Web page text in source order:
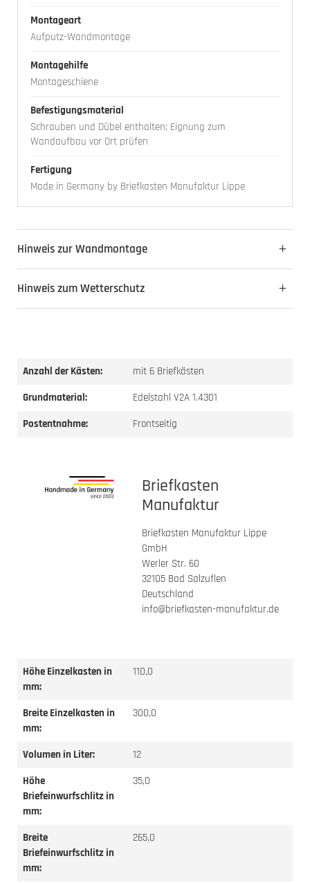
Montageart
Aufputz-Wandmontage
Montagehilfe
Montageschiene
Befestigungsmaterial
Schrauben und Dübel enthalten; Eignung zum
Wandaufbau vor Ort prüfen
Fertigung
Made in Germany by Briefkasten Manufaktur Lippe
Hinweis zur Wandmontage
Hinweis zum Wetterschutz
Anzahl der Kästen:
mit 6 Briefkästen
Grundmaterial:
Edelstahl V2A 1.4301
Postentnahme:
Frontseitig
Briefkasten
Manufaktur
Briefkasten Manufaktur Lippe
GmbH
Werler Str. 60
32105 Bad Salzuflen
Deutschland
info@briefkasten-manufaktur.de
Höhe Einzelkasten in
mm:
110,0
Breite Einzelkasten in
mm:
300,0
Volumen in Liter:
12
Höhe
Briefeinwurfschlitz in
mm:
35,0
Breite
Briefeinwurfschlitz in
mm:
265,0